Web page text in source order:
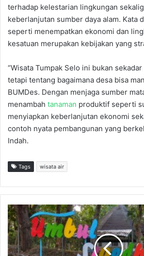
terhadap kelestarian lingkungan
keberlanjutan sumber daya alam. Kata
seperti menempatkan ekonomi dan
kesatuan merupakan kebijakan yang
“Wisata Tumpak Selo ini bukan
tetapi tentang bagaimana desa bisa
BUMDes. Dengan menjaga sumber
menambah tanaman produktif seperti
menyiapkan keberlanjutan ekonomi
contoh nyata pembangunan yang
Indah.
Tags wisata air
M
e
n
i
k